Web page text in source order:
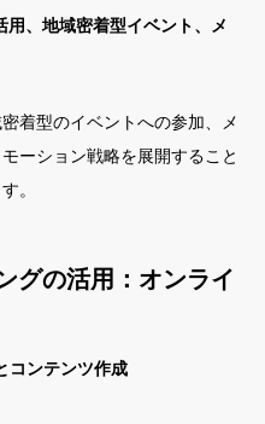
、地域密着型イベント、メ
着型のイベントへの参加、メ
ーション戦略を展開すること
。
グの活用：オンライ
コンテンツ作成